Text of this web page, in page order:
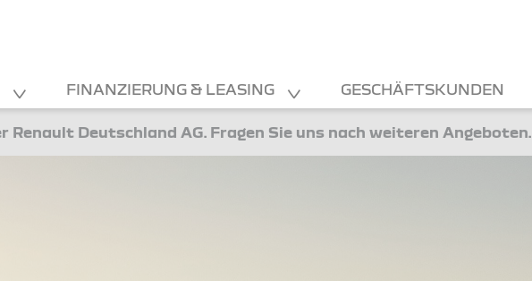
FINANZIERUNG & LEASING GESCHÄFTSKUNDEN
Renault Deutschland AG. Fragen Sie uns nach weiteren Angeboten.